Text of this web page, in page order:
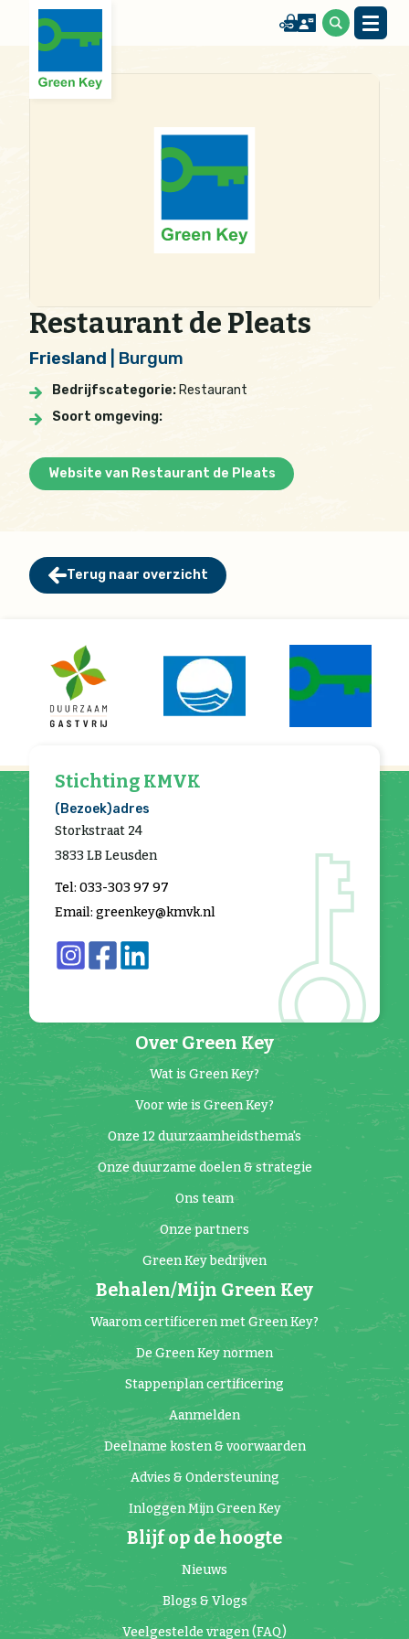
Restaurant de Pleats
Friesland | Burgum
Bedrijfscategorie: Restaurant
Soort omgeving:
Website van Restaurant de Pleats
Terug naar overzicht
Over Green Key
Wat is Green Key?
Voor wie is Green Key?
Onze 12 duurzaamheidsthema's
Onze duurzame doelen & strategie
Ons team
Onze partners
Green Key bedrijven
Behalen/Mijn Green Key
Waarom certificeren met Green Key?
De Green Key normen
Stappenplan certificering
Aanmelden
Deelname kosten & voorwaarden
Advies & Ondersteuning
Inloggen Mijn Green Key
Blijf op de hoogte
Nieuws
Blogs & Vlogs
Veelgestelde vragen (FAQ)
Stichting KMVK
(Bezoek)adres
Storkstraat 24
3833 LB Leusden
Tel: 033-303 97 97
Email: greenkey@kmvk.nl